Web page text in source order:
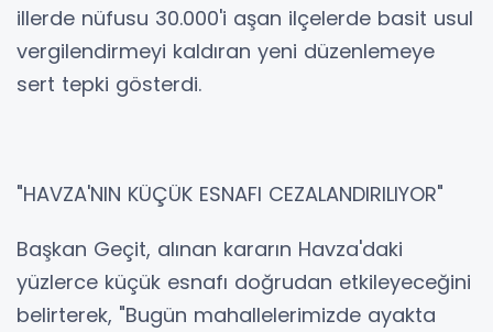
illerde nüfusu 30.000'i aşan ilçelerde basit usul
vergilendirmeyi kaldıran yeni düzenlemeye
sert tepki gösterdi.
"HAVZA'NIN KÜÇÜK ESNAFI CEZALANDIRILIYOR"
Başkan Geçit, alınan kararın Havza'daki
yüzlerce küçük esnafı doğrudan etkileyeceğini
belirterek, "Bugün mahallelerimizde ayakta